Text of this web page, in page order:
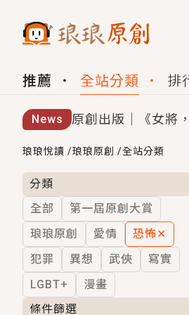
推薦 全站分類 排
News 原創出版｜《女將
創,作家招募｜華文
小編心動書單｜
GL｜《夏日與檸檬
BL｜《費洛蒙中毒
OMG你嚇到我了｜
言情｜《國語推行
琅琅悅讀 /琅琅原創 /全站分類
分類
全部
第一屆原創大賞
琅琅原創
愛情 恐怖 ✕
犯罪
異想 武俠
寫實
LGBT+
漫畫
條件篩選